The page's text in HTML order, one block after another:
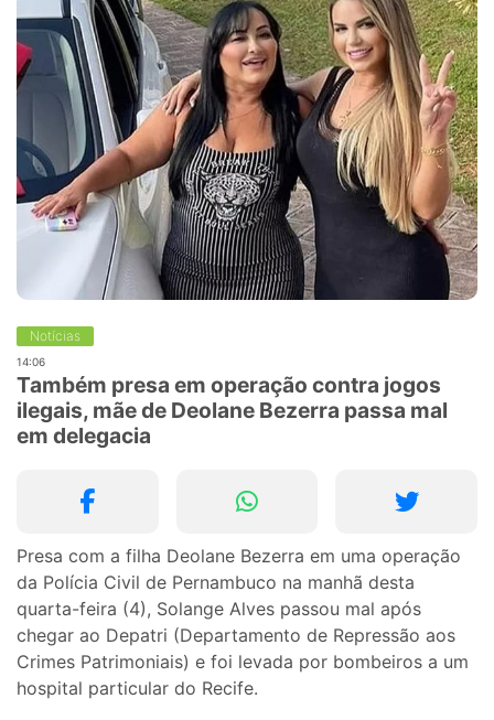
Notícias
14:06
Também presa em operação contra jogos
ilegais, mãe de Deolane Bezerra passa mal
em delegacia
Presa com a filha Deolane Bezerra em uma operação
da Polícia Civil de Pernambuco na manhã desta
quarta-feira (4), Solange Alves passou mal após
chegar ao Depatri (Departamento de Repressão aos
Crimes Patrimoniais) e foi levada por bombeiros a um
hospital particular do Recife.